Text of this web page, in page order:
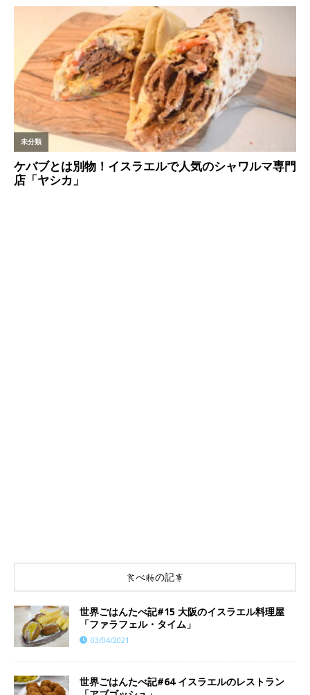
食べ物の記事
世界ごはんたべ記#15 大阪のイスラエル料理屋
「ファラフェル・タイム」
03/04/2021
世界ごはんたべ記#64 イスラエルのレストラン